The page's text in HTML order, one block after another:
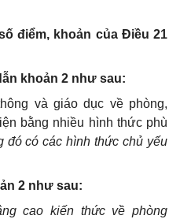
điểm, khoản của Điều 21
khoản 2 như sau:
và giáo dục về phòng,
bằng nhiều hình thức phù
đó có các hình thức chủ yếu
2 như sau:
cao kiến thức về phòng